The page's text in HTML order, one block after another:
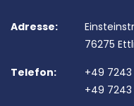
Adresse:
76275
Telefon:
+49
+49